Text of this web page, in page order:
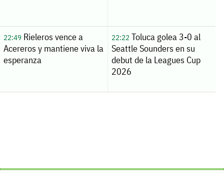
22:49Rieleros vence a
Acereros y mantiene viva la
esperanza
22:22Toluca golea 3-0 al
Seattle Sounders en su
debut de la Leagues Cup
2026